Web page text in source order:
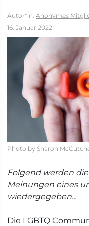
Autor*in: Anonymes
16. Januar 2022
Photo by Sharon
Folgend werden
Meinungen eines
wiedergegeben...
Die LGBTQ